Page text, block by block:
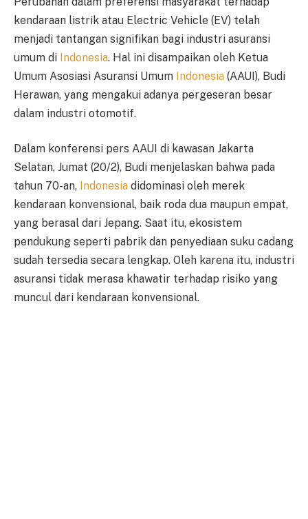
kendaraan listrik atau Electric Vehicle (EV) telah
menjadi tantangan signifikan bagi industri asuransi
umum di Indonesia. Hal ini disampaikan oleh Ketua
Umum Asosiasi Asuransi Umum Indonesia (AAUI), Budi
Herawan, yang mengakui adanya pergeseran besar
dalam industri otomotif.
Dalam konferensi pers AAUI di kawasan Jakarta
Selatan, Jumat (20/2), Budi menjelaskan bahwa pada
tahun 70-an, Indonesia didominasi oleh merek
kendaraan konvensional, baik roda dua maupun empat,
yang berasal dari Jepang. Saat itu, ekosistem
pendukung seperti pabrik dan penyediaan suku cadang
sudah tersedia secara lengkap. Oleh karena itu, industri
asuransi tidak merasa khawatir terhadap risiko yang
muncul dari kendaraan konvensional.